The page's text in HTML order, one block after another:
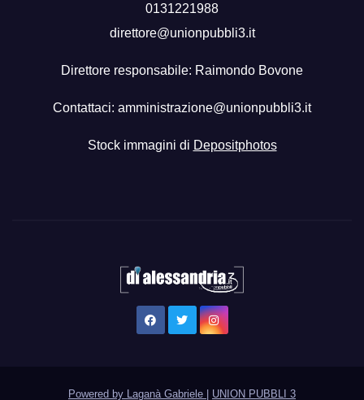
0131221988
direttore@unionpubbli3.it
Direttore responsabile: Raimondo Bovone
Contattaci: amministrazione@unionpubbli3.it
Stock immagini di Depositphotos
Powered by Laganà Gabriele UNION PUBBLI 3